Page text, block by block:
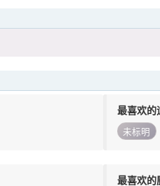
最喜欢的
未标明
最喜欢的